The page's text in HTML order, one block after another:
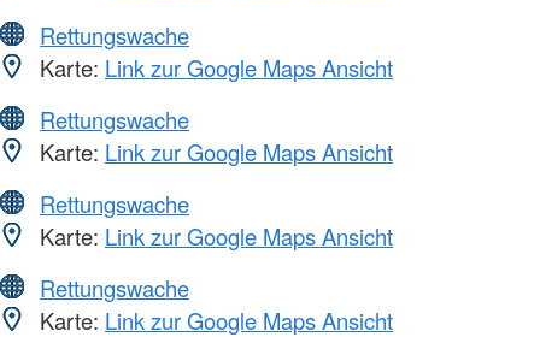
Rettungswache
Karte: Link zur Google Maps Ansicht
Rettungswache
Karte: Link zur Google Maps Ansicht
Rettungswache
Karte: Link zur Google Maps Ansicht
Rettungswache
Karte: Link zur Google Maps Ansicht